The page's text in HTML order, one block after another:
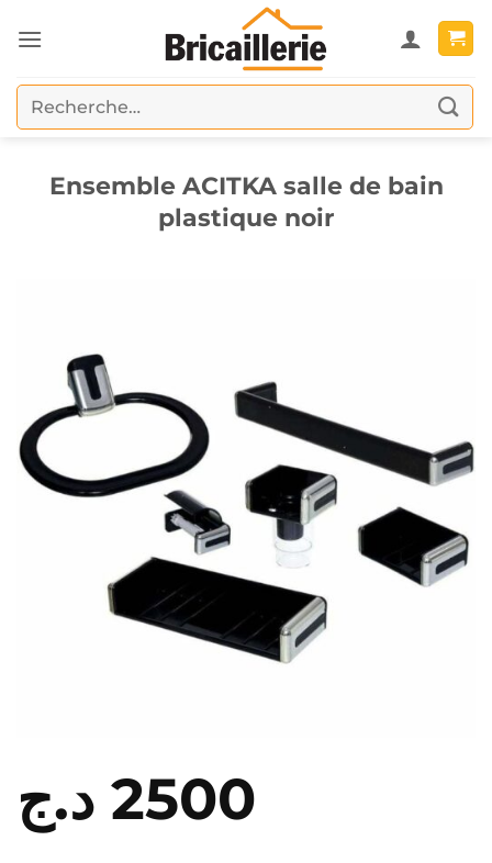
au
Recherche
pour :
Ensemble ACITKA salle de bain
plastique noir
2500 د.ج